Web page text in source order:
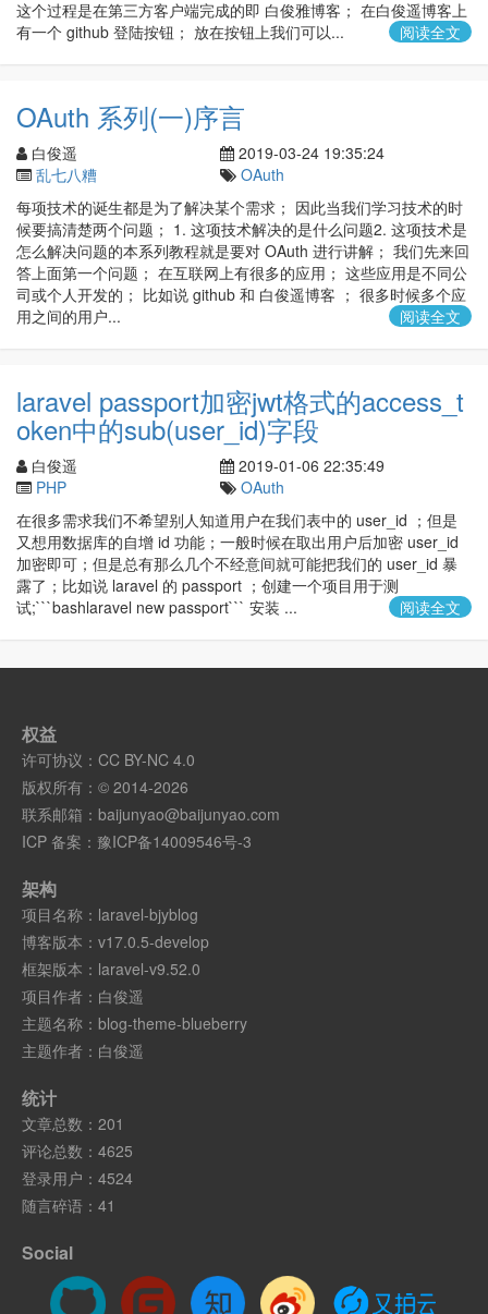
这个过程是在第三方客户端完成的即 白俊雅博客； 在白俊遥博客上
有一个 github 登陆按钮； 放在按钮上我们可以...
阅读全文
OAuth 系列(一)序言
白俊遥
2019-03-24 19:35:24
乱七八糟
OAuth
每项技术的诞生都是为了解决某个需求； 因此当我们学习技术的时
候要搞清楚两个问题； 1. 这项技术解决的是什么问题2. 这项技术是
怎么解决问题的本系列教程就是要对 OAuth 进行讲解； 我们先来回
答上面第一个问题； 在互联网上有很多的应用； 这些应用是不同公
司或个人开发的； 比如说 github 和 白俊遥博客 ； 很多时候多个应
用之间的用户...
阅读全文
laravel passport加密jwt格式的access_t
oken中的sub(user_id)字段
白俊遥
2019-01-06 22:35:49
PHP
OAuth
在很多需求我们不希望别人知道用户在我们表中的 user_id ；但是
又想用数据库的自增 id 功能；一般时候在取出用户后加密 user_id
加密即可；但是总有那么几个不经意间就可能把我们的 user_id 暴
露了；比如说 laravel 的 passport ；创建一个项目用于测
试;```bashlaravel new passport``` 安装 ...
阅读全文
权益
许可协议： CC BY-NC 4.0
版权所有：© 2014-2026
联系邮箱： baijunyao@baijunyao.com
ICP 备案： 豫ICP备14009546号-3
架构
项目名称： laravel-bjyblog
博客版本： v17.0.5-develop
框架版本： laravel-v9.52.0
项目作者： 白俊遥
主题名称： blog-theme-blueberry
主题作者： 白俊遥
统计
文章总数：201
评论总数：4625
登录用户：4524
随言碎语：41
Social